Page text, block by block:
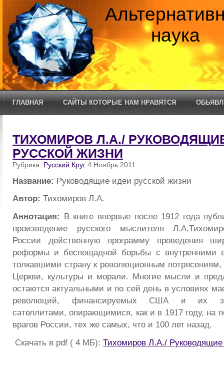
наука
ГЛАВНАЯ САЙТЫ КОТОРЫЕ НАМ НРАВЯТСЯ
ТИХОМИРОВ Л.А./
РУССКОЙ ЖИЗНИ
Рубрика: Русский Круг 4 Ноябрь 2011
Название: Руководящие идеи русской жизни
Автор: Тихомиров Л.А.
Аннотация: В книге впервые после 1912 года
произведение русского мыслителя
России действенную программу проведения
реформы и беспощадной борьбы с внутренними
толкавшими страну к революционным
Церкви, культуры и морали. Многие мысли и
остаются актуальными и по сей день в условиях
революций, финансируемых США и их
сателлитами, опирающимися, как и в 1917 году, на
врагов России, тех же самых, что и 100 лет назад.
Скачать в pdf ( 4 МБ): Тихомиров Л.А./